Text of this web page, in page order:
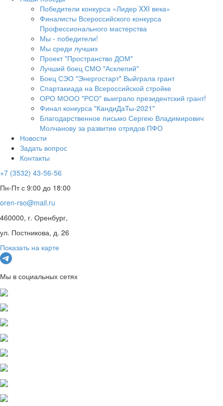
Победители конкурса «Лидер XXI века»
Финалисты Всероссийского конкурса
Профессионального мастерства
Мы - победители!
Мы среди лучших
Проект "Пространство ДОМ"
Лучший боец СМО "Асклепий"
Боец СЭО "Энергостарт" Выйграла грант
Спартакиада на Всероссийской стройке
ОРО МООО "РСО" выиграло президентский грант!
Финал конкурса "КандиДаТы-2021"
Благодарственное письмо Сергею Владимирович
Молчанову за развитие отрядов ПФО
Новости
Задать вопрос
Контакты
+7 (3532) 43-56-56
Пн-Пт с 9:00 до 18:00
oren-rso@mail.ru
460000, г. Оренбург,
ул. Постникова, д. 26
Показать на карте
Мы в социальных сетях